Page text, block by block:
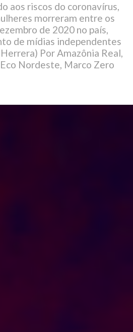
aos riscos do coronavírus,
morreram entre os
de 2020 no país,
de mídias independentes
Por Amazônia Real,
Nordeste, Marco Zero